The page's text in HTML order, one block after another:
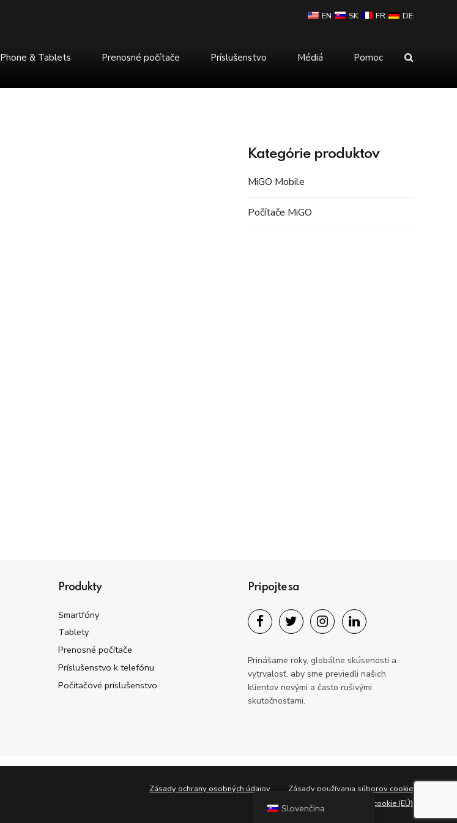
EN SK FR DE
Phone & Tablets Prenosné počítače Príslušenstvo Médiá Pomoc
Kategórie produktov
MiGO Mobile
Počítače MiGO
Produkty
Smartfóny
Tablety
Prenosné počítače
Príslušenstvo k telefónu
Počítačové príslušenstvo
Pripojte sa
Prinášame roky, globálne skúsenosti a
vytrvalosť, aby sme previedli našich
klientov novými a často rušivými
skutočnosťami.
Zásady ochrany osobných údajov
Zásady používania súborov cookie
Zásady používania súborov cookie (EÚ)
Slovenčina